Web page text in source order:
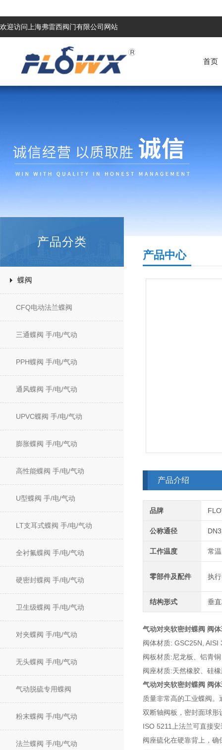
欢迎访问上海弗雷西阀门有限公司网站
首页
产品分类
蝶阀
CFQ电动法兰蝶阀
三通蝶阀 手/电/气动
PPH蝶阀 手/电/气动
通风蝶阀 手/电/气动
UPVC蝶阀 手/电/气动
膨胀蝶阀 手/电/气动
高性能蝶阀 手/电/气动
U型蝶阀 手/电/气动
LT支耳式蝶阀 手/电/气动
全衬氟蝶阀 手/电/气动
硬密封蝶阀 手/电/气动
卫生级蝶阀 手/电/气动
对夹蝶阀 手/电/气动
无头蝶阀 手/电/气动
气动脱硫专用蝶阀
粉末蝶阀 手/电/气动
法兰蝶阀 手/电/气动
产品中心
产品介绍
品牌
公称通径
工作温度 常温
零部件及配件 执
结构形式 垂
气动对夹软密封蝶阀 阀
阀体材质: GSC25N, AISI
阀板材质:尼龙板、铝青
阀座材质:天然橡胶、硅
气动对夹软密封蝶阀 阀
质量非常高的工业蝶阀
双断轴阀板，密封面球
ISO 5211上法兰可直接
阀座硫化在硬靠背上，确